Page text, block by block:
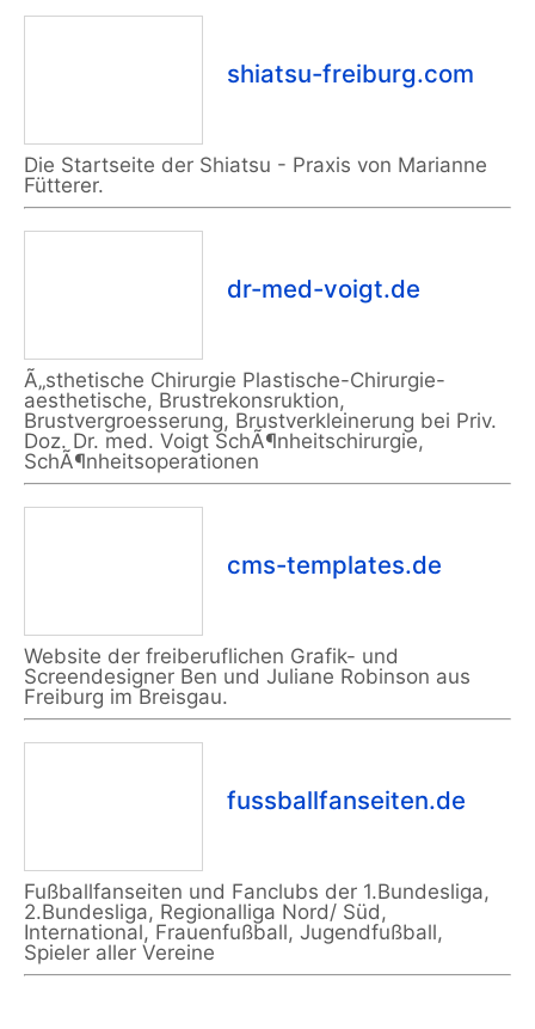
shiatsu-freiburg.com
Die Startseite der Shiatsu - Praxis von Marianne
Fütterer.
dr-med-voigt.de
Ã„sthetische Chirurgie Plastische-Chirurgie-
aesthetische, Brustrekonsruktion,
Brustvergroesserung, Brustverkleinerung bei Priv.
Doz. Dr. med. Voigt SchÃ¶nheitschirurgie,
SchÃ¶nheitsoperationen
cms-templates.de
Website der freiberuflichen Grafik- und
Screendesigner Ben und Juliane Robinson aus
Freiburg im Breisgau.
fussballfanseiten.de
Fußballfanseiten und Fanclubs der 1.Bundesliga,
2.Bundesliga, Regionalliga Nord/ Süd,
International, Frauenfußball, Jugendfußball,
Spieler aller Vereine